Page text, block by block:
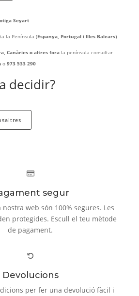
Seyart
la Península (Espanya, Portugal i Illes Balears)
Canàries o altres fora la península consultar
o973 533 290
decidir?
segur
nostra web són 100% segures. Les
protegides. Escull el teu mètode
de pagament.
Devolucions
per fer una devolució fàcil i